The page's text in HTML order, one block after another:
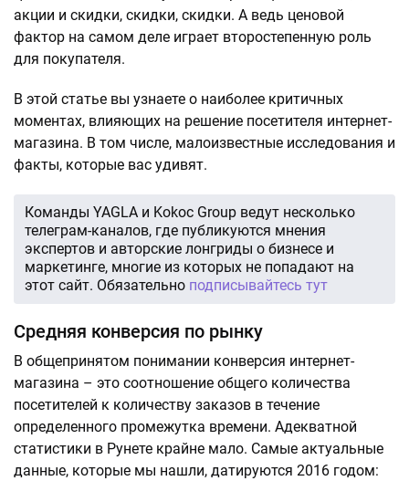
акции и скидки, скидки, скидки. А ведь ценовой
фактор на самом деле играет второстепенную роль
для покупателя.
В этой статье вы узнаете о наиболее критичных
моментах, влияющих на решение посетителя интернет-
магазина. В том числе, малоизвестные исследования и
факты, которые вас удивят.
Команды YAGLA и Kokoc Group ведут несколько
телеграм-каналов, где публикуются мнения
экспертов и авторские лонгриды о бизнесе и
маркетинге, многие из которых не попадают на
этот сайт. Обязательно подписывайтесь тут
Средняя конверсия по рынку
В общепринятом понимании конверсия интернет-
магазина – это соотношение общего количества
посетителей к количеству заказов в течение
определенного промежутка времени. Адекватной
статистики в Рунете крайне мало. Самые актуальные
данные, которые мы нашли, датируются 2016 годом: